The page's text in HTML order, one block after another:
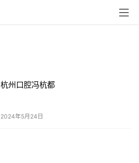
杭州口腔冯杭都
2024年5月24日